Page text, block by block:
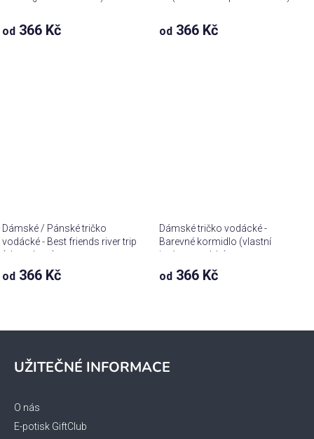
od 366 Kč od 366 Kč
Dámské / Pánské tričko
vodácké - Best friends river trip
(vlastní text)
od 366 Kč
Dámské tričko vodácké -
Barevné kormidlo (vlastní
jména na záda)
od 366 Kč
UŽITEČNÉ INFORMACE
O nás
E-potisk GiftClub